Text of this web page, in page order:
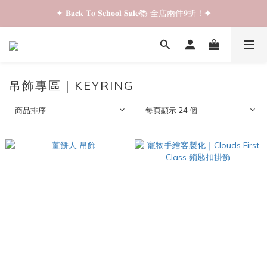
✦ 𝐁𝐚𝐜𝐤 𝐓𝐨 𝐒𝐜𝐡𝐨𝐨𝐥 𝐒𝐚𝐥𝐞📚 全店兩件𝟗折！✦
✦ 𝐁𝐚𝐜𝐤 𝐓𝐨 𝐒𝐜𝐡𝐨𝐨𝐥 𝐒𝐚𝐥𝐞📚 全店兩件𝟗折！✦
✦ 全店購物滿 𝐇𝐊𝐃𝟑𝟓𝟎 即享順豐站/智能櫃免運費！✦
吊飾專區｜KEYRING
商品排序 每頁顯示 24 個